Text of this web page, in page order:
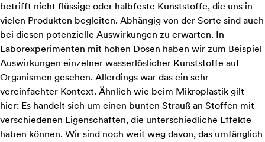
betrifft nicht flüssige oder halbfeste Kunststoffe, die uns in
vielen Produkten begleiten. Abhängig von der Sorte sind auch
bei diesen potenzielle Auswirkungen zu erwarten. In
Laborexperimenten mit hohen Dosen haben wir zum Beispiel
Auswirkungen einzelner wasserlöslicher Kunststoffe auf
Organismen gesehen. Allerdings war das ein sehr
vereinfachter Kontext. Ähnlich wie beim Mikroplastik gilt
hier: Es handelt sich um einen bunten Strauß an Stoffen mit
verschiedenen Eigenschaften, die unterschiedliche Effekte
haben können. Wir sind noch weit weg davon, das umfänglich